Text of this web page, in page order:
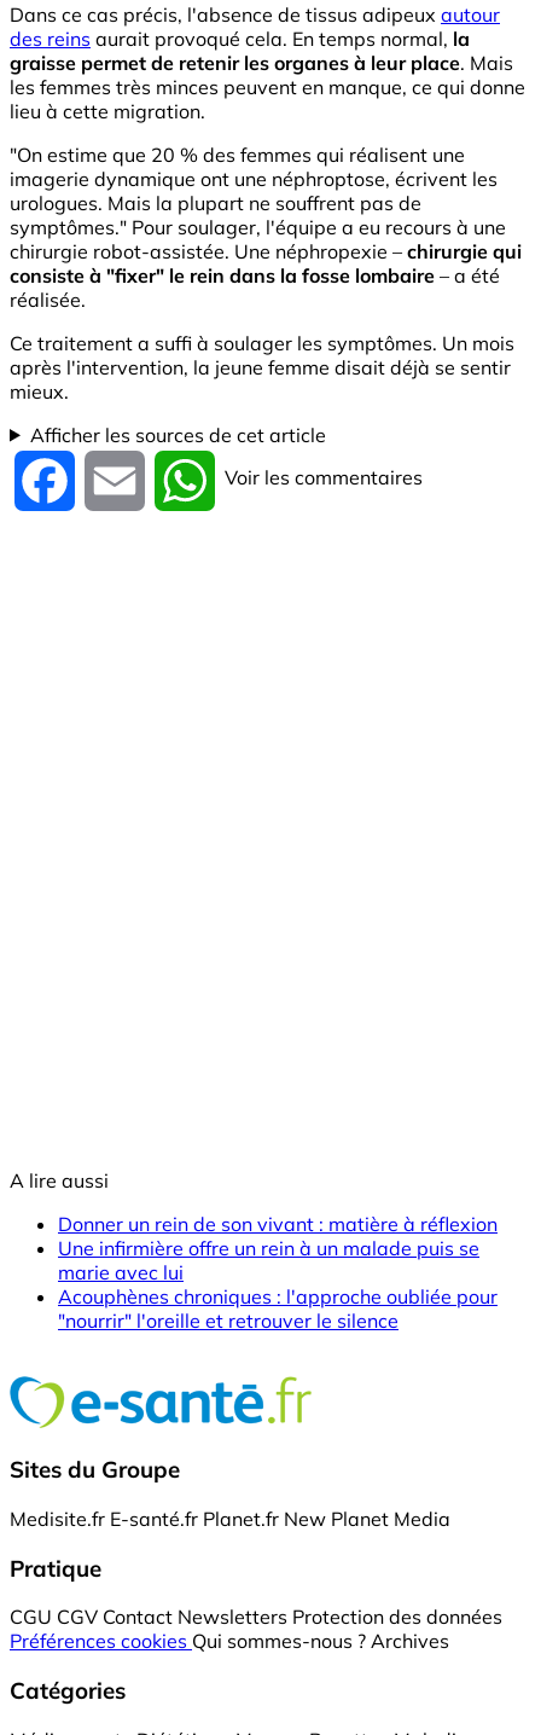
Dans ce cas précis, l'absence de tissus adipeux autour
des reins aurait provoqué cela. En temps normal, la
graisse permet de retenir les organes à leur place. Mais
les femmes très minces peuvent en manque, ce qui donne
lieu à cette migration.
"On estime que 20 % des femmes qui réalisent une
imagerie dynamique ont une néphroptose, écrivent les
urologues. Mais la plupart ne souffrent pas de
symptômes." Pour soulager, l'équipe a eu recours à une
chirurgie robot-assistée. Une néphropexie – chirurgie qui
consiste à "fixer" le rein dans la fosse lombaire – a été
réalisée.
Ce traitement a suffi à soulager les symptômes. Un mois
après l'intervention, la jeune femme disait déjà se sentir
mieux.
Afficher les sources de cet article
Facebook Email WhatsApp
Voir les commentaires
A lire aussi
Donner un rein de son vivant : matière à réflexion
Une infirmière offre un rein à un malade puis se
marie avec lui
Acouphènes chroniques : l'approche oubliée pour
"nourrir" l'oreille et retrouver le silence
Sites du Groupe
Medisite.fr E-santé.fr Planet.fr New Planet Media
Pratique
CGU CGV Contact Newsletters Protection des données
Préférences cookies Qui sommes-nous ? Archives
Catégories